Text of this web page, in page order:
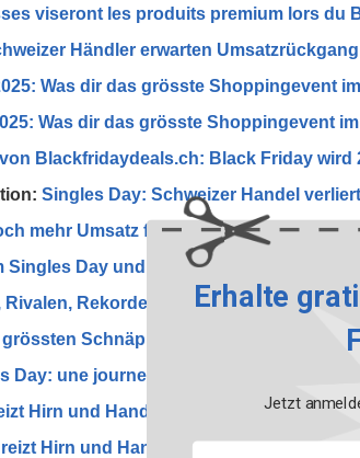
viseront les produits premium lors du
Händler erwarten Umsatzrückgang
Was dir das grösste Shoppingevent
Was dir das grösste Shoppingevent
Blackfridaydeals.ch: Black Friday wird
Singles Day: Schweizer Handel
mehr Umsatz fliesst nach China ab
Singles Day und Black Friday 2025 wissen
Rivalen, Rekorde: So läuft der Singles
Schnäppchen am Singles Day
Day: une journee chinoise des
Hirn und Handel
Hirn und Handel
Erhalte
Jetzt